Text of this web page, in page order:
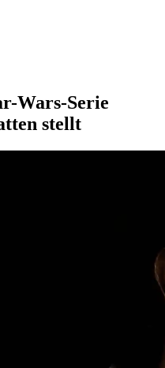
Wars-Serie
stellt